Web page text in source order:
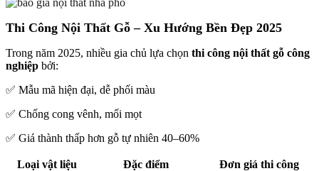
Thi Công Nội Thất Gỗ – Xu Hướng Bền Đẹp 2025
Trong năm 2025, nhiều gia chủ lựa chọn thi công nội thất gỗ công
nghiệp bởi:
✅ Mẫu mã hiện đại, dễ phối màu
✅ Chống cong vênh, mối mọt
✅ Giá thành thấp hơn gỗ tự nhiên 40–60%
Loại vật liệu Đặc điểm
Đơn giá thi công